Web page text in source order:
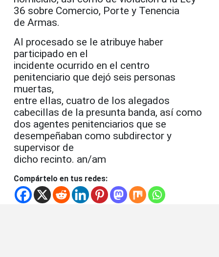
36 sobre Comercio, Porte y Tenencia
de Armas.
Al procesado se le atribuye haber
participado en el
incidente ocurrido en el centro
penitenciario que dejó seis personas
muertas,
entre ellas, cuatro de los alegados
cabecillas de la presunta banda, así como
dos agentes penitenciarios que se
desempeñaban como subdirector y
supervisor de
dicho recinto. an/am
Compártelo en tus redes: